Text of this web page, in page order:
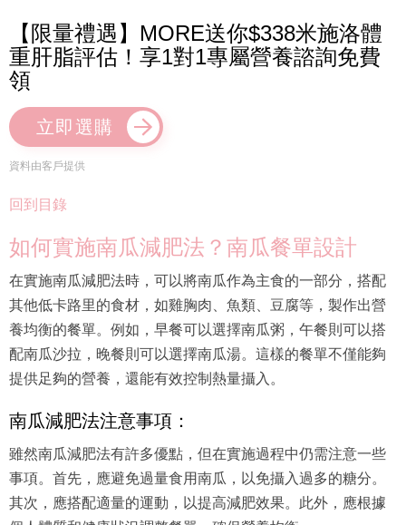
【限量禮遇】MORE送你$338米施洛體
重肝脂評估！享1對1專屬營養諮詢免費
領
立即選購
資料由客戶提供
回到目錄
如何實施南瓜減肥法？南瓜餐單設計
在實施南瓜減肥法時，可以將南瓜作為主食的一部分，搭配
其他低卡路里的食材，如雞胸肉、魚類、豆腐等，製作出營
養均衡的餐單。例如，早餐可以選擇南瓜粥，午餐則可以搭
配南瓜沙拉，晚餐則可以選擇南瓜湯。這樣的餐單不僅能夠
提供足夠的營養，還能有效控制熱量攝入。
南瓜減肥法注意事項：
雖然南瓜減肥法有許多優點，但在實施過程中仍需注意一些
事項。首先，應避免過量食用南瓜，以免攝入過多的糖分。
其次，應搭配適量的運動，以提高減肥效果。此外，應根據